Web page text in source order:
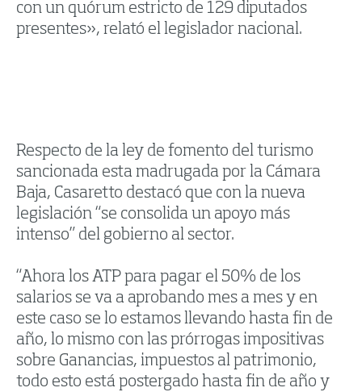
con un quórum estricto de 129 diputados
presentes», relató el legislador nacional.
Respecto de la ley de fomento del turismo
sancionada esta madrugada por la Cámara
Baja, Casaretto destacó que con la nueva
legislación “se consolida un apoyo más
intenso” del gobierno al sector.
“Ahora los ATP para pagar el 50% de los
salarios se va a aprobando mes a mes y en
este caso se lo estamos llevando hasta fin de
año, lo mismo con las prórrogas impositivas
sobre Ganancias, impuestos al patrimonio,
todo esto está postergado hasta fin de año y